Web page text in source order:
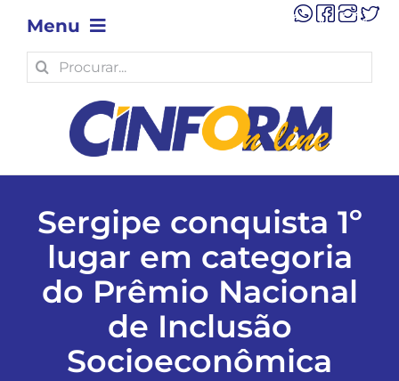
content
Menu
OPINIÃO
POLÍTICA
ECONOMIA
MUNICÍPIOS
Search
for:
Sergipe conquista 1º
lugar em categoria
do Prêmio Nacional
de Inclusão
Socioeconômica